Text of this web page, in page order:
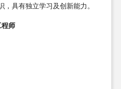
，具有独立学习及创新能力。
程师